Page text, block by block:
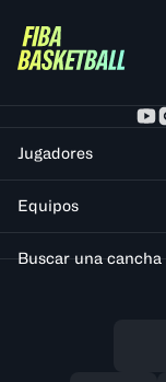
Jugadores
Equipos
Buscar una cancha